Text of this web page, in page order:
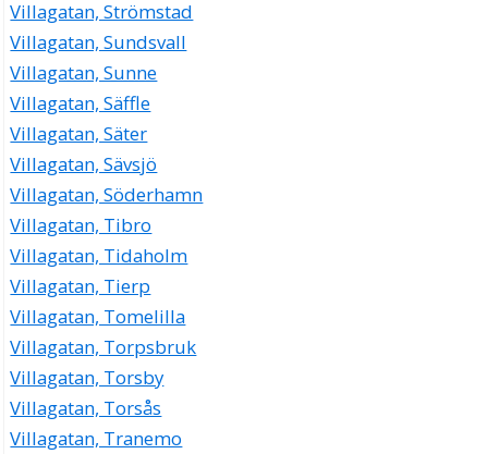
Villagatan, Strömstad
Villagatan, Sundsvall
Villagatan, Sunne
Villagatan, Säffle
Villagatan, Säter
Villagatan, Sävsjö
Villagatan, Söderhamn
Villagatan, Tibro
Villagatan, Tidaholm
Villagatan, Tierp
Villagatan, Tomelilla
Villagatan, Torpsbruk
Villagatan, Torsby
Villagatan, Torsås
Villagatan, Tranemo